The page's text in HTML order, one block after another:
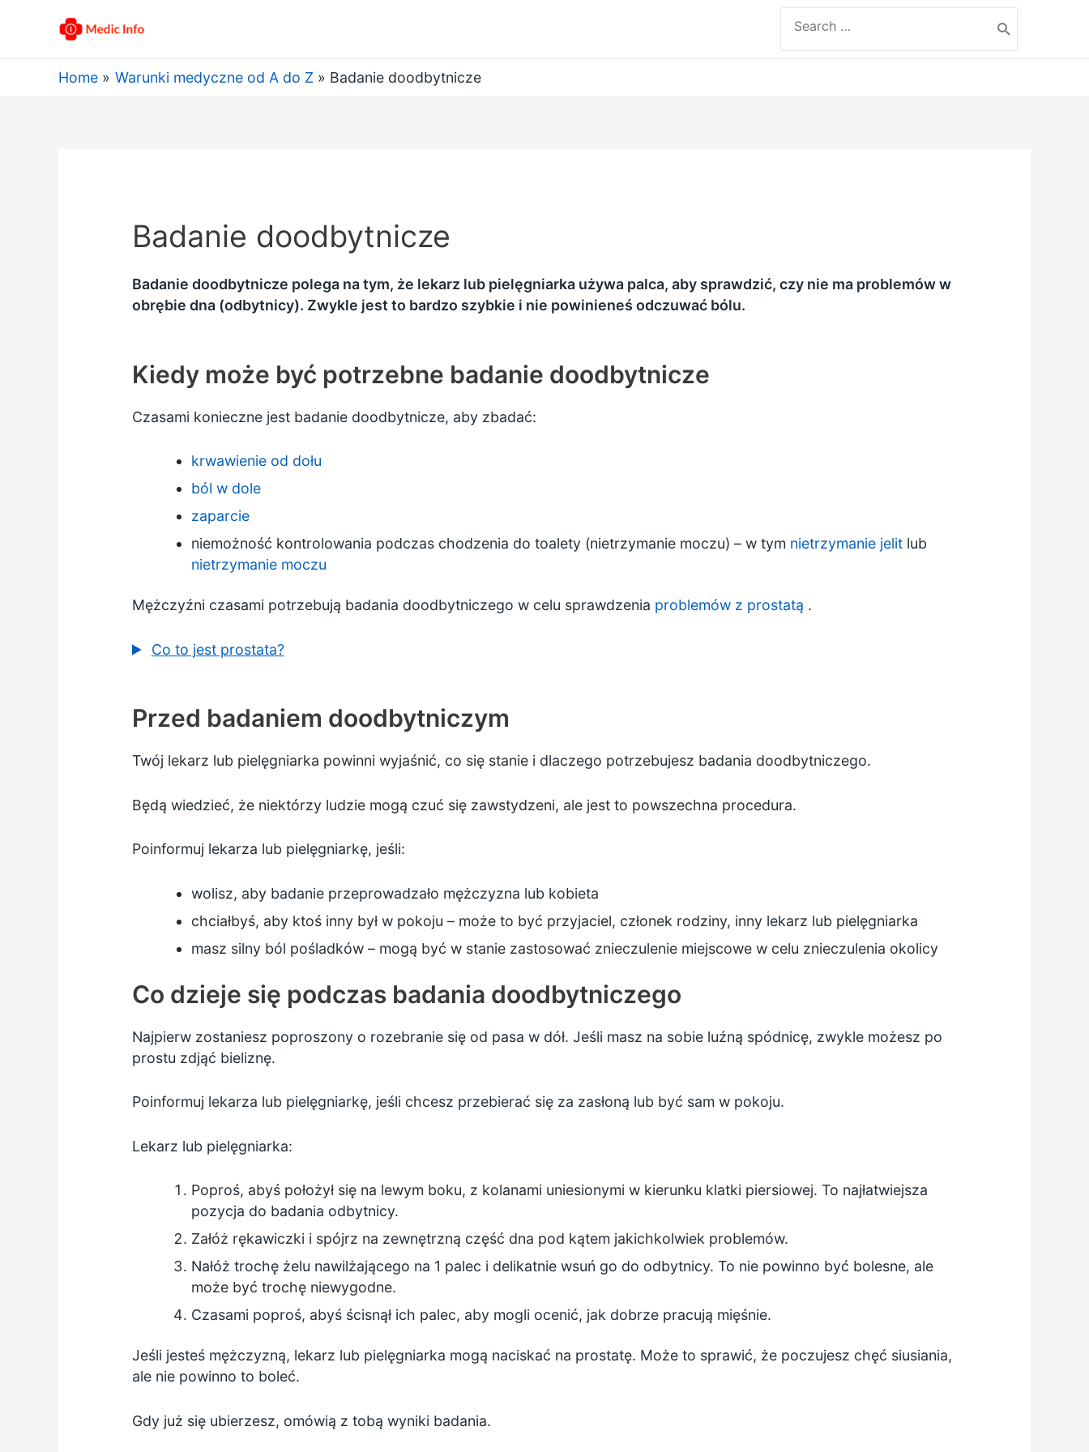
for:
Home Warunki medyczne od A do Z Badanie doodbytnicze
Badanie doodbytnicze
Badanie doodbytnicze polega na tym, że lekarz lub pielęgniarka używa palca, aby sprawdzić, czy nie ma problemów w
obrębie dna (odbytnicy). Zwykle jest to bardzo szybkie i nie powinieneś odczuwać bólu.
Kiedy może być potrzebne badanie doodbytnicze
Czasami konieczne jest badanie doodbytnicze, aby zbadać:
krwawienie od dołu
ból w dole
zaparcie
niemożność kontrolowania podczas chodzenia do toalety (nietrzymanie moczu) – w tym nietrzymanie jelit lub
nietrzymanie moczu
Mężczyźni czasami potrzebują badania doodbytniczego w celu sprawdzenia problemów z prostatą .
Co to jest prostata?
Przed badaniem doodbytniczym
Twój lekarz lub pielęgniarka powinni wyjaśnić, co się stanie i dlaczego potrzebujesz badania doodbytniczego.
Będą wiedzieć, że niektórzy ludzie mogą czuć się zawstydzeni, ale jest to powszechna procedura.
Poinformuj lekarza lub pielęgniarkę, jeśli:
wolisz, aby badanie przeprowadzało mężczyzna lub kobieta
chciałbyś, aby ktoś inny był w pokoju – może to być przyjaciel, członek rodziny, inny lekarz lub pielęgniarka
masz silny ból pośladków – mogą być w stanie zastosować znieczulenie miejscowe w celu znieczulenia okolicy
Co dzieje się podczas badania doodbytniczego
Najpierw zostaniesz poproszony o rozebranie się od pasa w dół. Jeśli masz na sobie luźną spódnicę, zwykle możesz po
prostu zdjąć bieliznę.
Poinformuj lekarza lub pielęgniarkę, jeśli chcesz przebierać się za zasłoną lub być sam w pokoju.
Lekarz lub pielęgniarka:
Poproś, abyś położył się na lewym boku, z kolanami uniesionymi w kierunku klatki piersiowej. To najłatwiejsza
pozycja do badania odbytnicy.
Załóż rękawiczki i spójrz na zewnętrzną część dna pod kątem jakichkolwiek problemów.
Nałóż trochę żelu nawilżającego na 1 palec i delikatnie wsuń go do odbytnicy. To nie powinno być bolesne, ale
może być trochę niewygodne.
Czasami poproś, abyś ścisnął ich palec, aby mogli ocenić, jak dobrze pracują mięśnie.
Jeśli jesteś mężczyzną, lekarz lub pielęgniarka mogą naciskać na prostatę. Może to sprawić, że poczujesz chęć siusiania,
ale nie powinno to boleć.
Gdy już się ubierzesz, omówią z tobą wyniki badania.